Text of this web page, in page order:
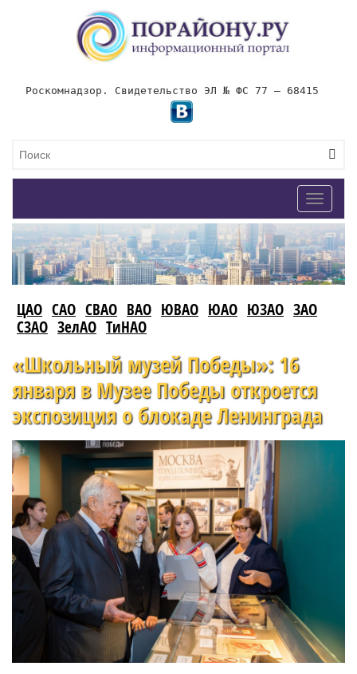
Роскомнадзор. Свидетельство ЭЛ № ФС 77 – 68415
Toggle
ЦАО САО СВАО ВАО ЮВАО ЮАО ЮЗАО ЗАО
СЗАО ЗелАО ТиНАО
«Школьный музей Победы»: 16
января в Музее Победы откроется
экспозиция о блокаде Ленинграда